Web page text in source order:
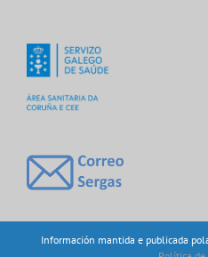
Información mantida e publicada